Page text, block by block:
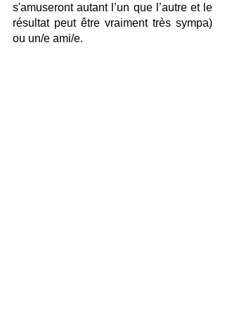
s'amuseront autant l’un que l’autre et le
résultat peut être vraiment très sympa)
ou un/e ami/e.